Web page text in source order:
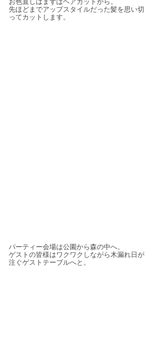
お色直しはまずはヘアカットから。
先ほどまでアップスタイルだった髪を思い切
ってカットします。
パーティー会場は公園から森の中へ。
ゲストの皆様はワクワクしながら木漏れ日が
注ぐゲストテーブルへと。